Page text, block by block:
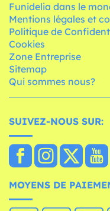
Funidelia dans le
Mentions légales et
Politique de
Cookies
Zone Entreprise
Sitemap
Qui sommes nous?
SUIVEZ-NOUS SUR:
MOYENS DE